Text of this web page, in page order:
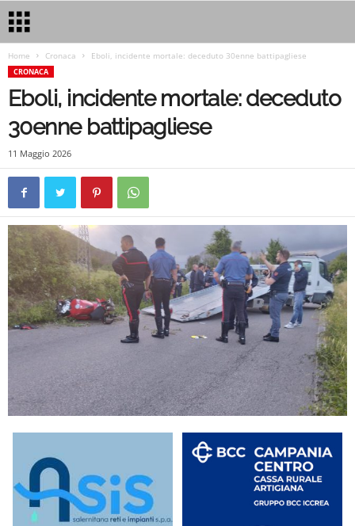
Home Cronaca Eboli, incidente mortale: deceduto 30enne battipagliese
CRONACA
Eboli, incidente mortale: deceduto
30enne battipagliese
11 Maggio 2026